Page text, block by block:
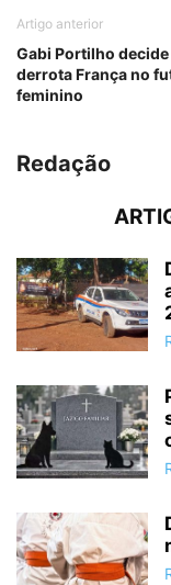
Artigo anterior
Gabi Portilho decide
derrota França no
feminino
Redação